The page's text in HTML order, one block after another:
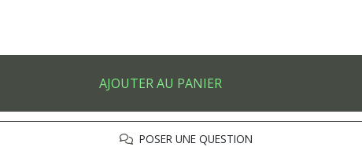
AJOUTER AU PANIER
POSER UNE QUESTION